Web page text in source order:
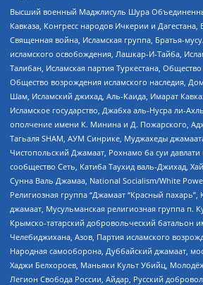
Высший военный Маджлисуль Шура
Кавказа, Конгресс народов Ичкерии и Дагестана,
Священная война, Исламская группа, Братья-
исламского освобождения, Лашкар-И-Тайба,
Талибан, Исламская партия Туркестана,
Общество возрождения исламского наследия,
Шам, Исламский джихад, Аль-Каида, Имарат
Исламское государство, Джабха аль-Нусра ли-
ополчение имени К. Минина и Д. Пожарского,
Тагьаля SHAM, АУМ Синрике, Муджахеды
Чистопольский Джамаат, Рохнамо ба суи
сообщество Сеть, Катиба Таухид валь-Джихад,
Сунна Валь Джамаа, National Socialism/White
Религиозная группа “Джамаат “Красный
джамаат, Мусульманская религиозная группа п.
Крымско-татарский добровольческий батальон
Челебиджихана, Азов, Партия исламского
Народная самооборона, Дуббайский джамаат,
Хаджи Белхороев, Маньяки Культ Убийц,
Легион Свобода России, Айдар, Русский